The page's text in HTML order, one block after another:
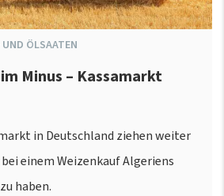
UND ÖLSAATEN
Minus – Kassamarkt
in Deutschland ziehen weiter
einem Weizenkauf Algeriens
haben.